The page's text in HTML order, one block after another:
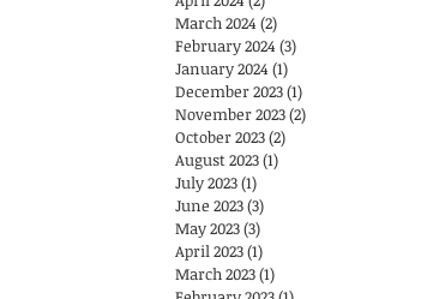
March 2024 (2)
February 2024 (3)
January 2024 (1)
December 2023(1)
November 2023(2)
October 2023(2)
August 2023(1)
July 2023(1)
June 2023(3)
May 2023(3)
April 2023(1)
March 2023(1)